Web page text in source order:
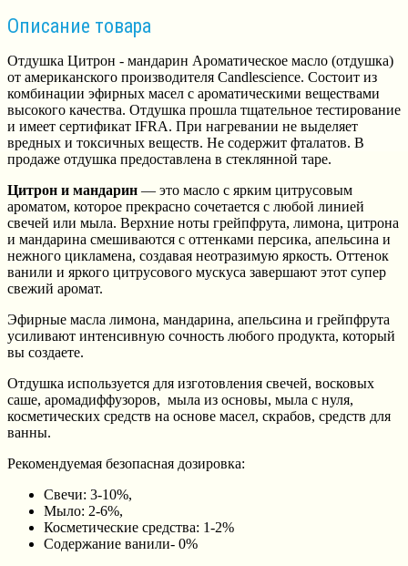
Описание товара
Отдушка Цитрон - мандарин Ароматическое масло (отдушка)
от американского производителя Сandlescience. Состоит из
комбинации эфирных масел с ароматическими веществами
высокого качества. Отдушка прошла тщательное тестирование
и имеет сертификат IFRA. При нагревании не выделяет
вредных и токсичных веществ. Не содержит фталатов. В
продаже отдушка предоставлена в стеклянной таре.
Цитрон и мандарин — это масло с ярким цитрусовым
ароматом, которое прекрасно сочетается с любой линией
свечей или мыла. Верхние ноты грейпфрута, лимона, цитрона
и мандарина смешиваются с оттенками персика, апельсина и
нежного цикламена, создавая неотразимую яркость. Оттенок
ванили и яркого цитрусового мускуса завершают этот супер
свежий аромат.
Эфирные масла лимона, мандарина, апельсина и грейпфрута
усиливают интенсивную сочность любого продукта, который
вы создаете.
Отдушка используется для изготовления свечей, восковых
саше, аромадиффузоров, мыла из основы, мыла с нуля,
косметических средств на основе масел, скрабов, средств для
ванны.
Рекомендуемая безопасная дозировка:
Свечи: 3-10%,
Мыло: 2-6%,
Косметические средства: 1-2%
Содержание ванили- 0%